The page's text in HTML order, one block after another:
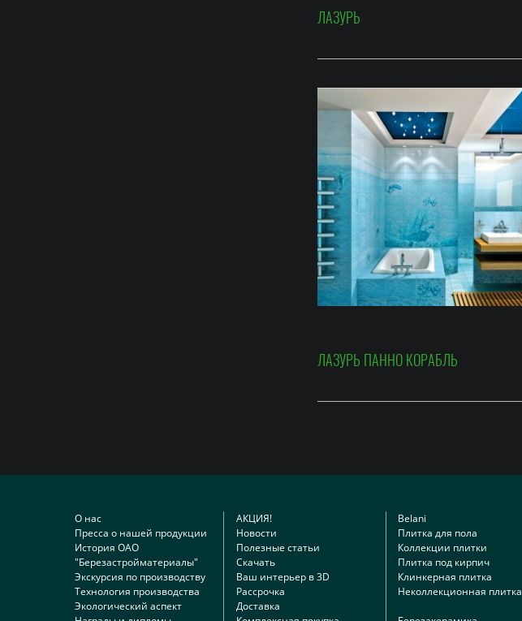
ЛАЗУРЬ
ЛАЗУРЬ ПАННО КОРАБЛЬ
О нас
Пресса о нашей продукции
История ОАО
"Березастройматериалы"
Экскурсия по производству
Технология производства
Экологический аспект
АКЦИЯ!
Новости
Полезные статьи
Скачать
Ваш интерьер в 3D
Рассрочка
Доставка
Belani
Плитка для пола
Коллекции плитки
Плитка под кирпич
Клинкерная плитка
Неколлекционная плитка